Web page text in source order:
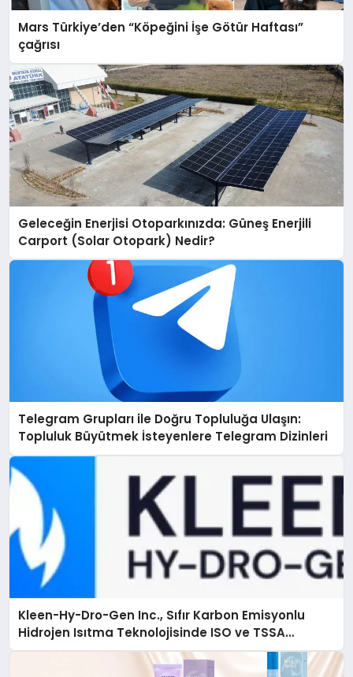
Mars Türkiye’den “Köpeğini İşe Götür Haftası”
çağrısı
Geleceğin Enerjisi Otoparkınızda: Güneş Enerjili
Carport (Solar Otopark) Nedir?
Telegram Grupları ile Doğru Topluluğa Ulaşın:
Topluluk Büyütmek İsteyenlere Telegram Dizinleri
Kleen-Hy-Dro-Gen Inc., Sıfır Karbon Emisyonlu
Hidrojen Isıtma Teknolojisinde ISO ve TSSA
Düzenleyici Onaylarını Aldı